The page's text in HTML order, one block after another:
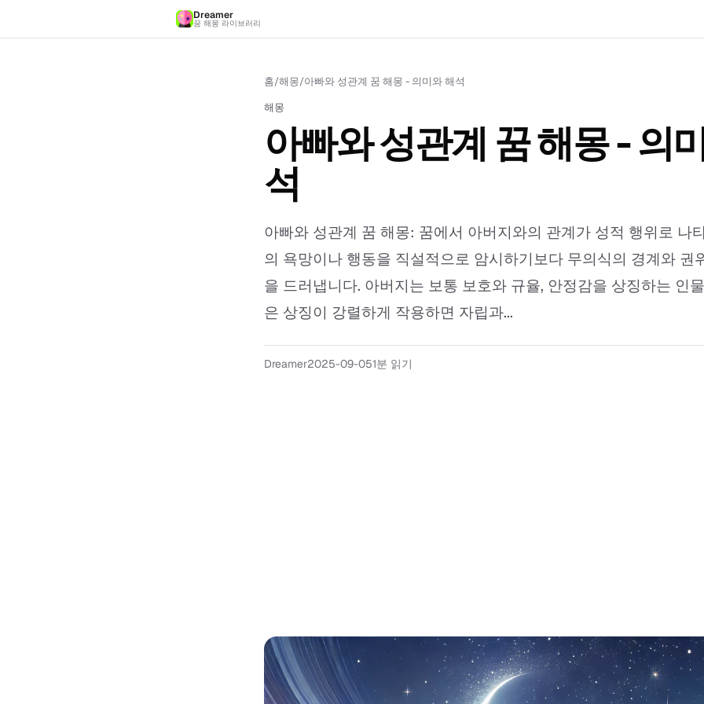
Dreamer
꿈 해몽 라이브러리
홈/해몽/아빠와 성관계 꿈 해몽 - 의미와 해석
해몽
아빠와 성관계 꿈 해몽 - 의
석
아빠와 성관계 꿈 해몽: 꿈에서 아버지와의 관계가 성적 행위로 나
의 욕망이나 행동을 직설적으로 암시하기보다 무의식의 경계와 권
을 드러냅니다. 아버지는 보통 보호와 규율, 안정감을 상징하는 인
은 상징이 강렬하게 작용하면 자립과...
Dreamer2025-09-051분 읽기